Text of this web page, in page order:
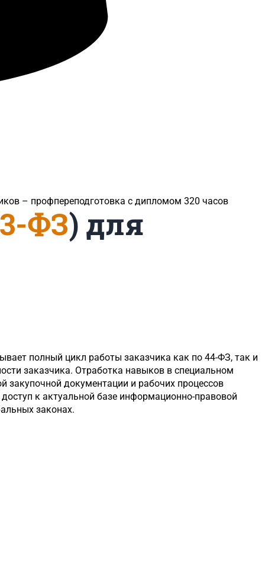
– профпереподготовка с дипломом 320 часов
ФЗ) для
полный цикл работы заказчика как по 44-ФЗ, так и
заказчика. Отработка навыков в специальном
документации и рабочих процессов
к актуальной базе информационно-правовой
законах.